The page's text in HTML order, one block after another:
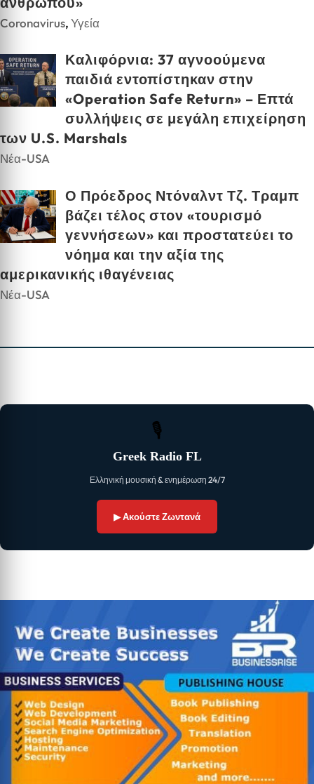
Coronavirus,Υγεία
Καλιφόρνια: 37 αγνοούμενα
παιδιά εντοπίστηκαν στην
«Operation Safe Return» – Επτά
συλλήψεις σε μεγάλη επιχείρηση
των U.S. Marshals
Νέα-USA
Ο Πρόεδρος Ντόναλντ Τζ. Τραμπ
βάζει τέλος στον «τουρισμό
γεννήσεων» και προστατεύει το
νόημα και την αξία της
αμερικανικής ιθαγένειας
Νέα-USA
🎙
Greek Radio FL
Ελληνική μουσική & ενημέρωση 24/7
▶ Ακούστε Ζωντανά